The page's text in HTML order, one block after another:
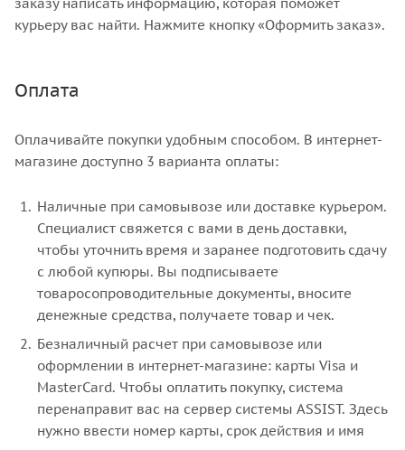
курьеру вас найти. Нажмите кнопку «Оформить заказ».
Оплата
Оплачивайте покупки удобным способом. В интернет-
магазине доступно 3 варианта оплаты:
Наличные при самовывозе или доставке курьером.
Специалист свяжется с вами в день доставки,
чтобы уточнить время и заранее подготовить сдачу
с любой купюры. Вы подписываете
товаросопроводительные документы, вносите
денежные средства, получаете товар и чек.
Безналичный расчет при самовывозе или
оформлении в интернет-магазине: карты Visa и
MasterCard. Чтобы оплатить покупку, система
перенаправит вас на сервер системы ASSIST. Здесь
нужно ввести номер карты, срок действия и имя